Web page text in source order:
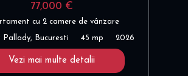
77,000 €
cu 2 camere de vânzare
Pallady, Bucuresti 45 mp 2026
Vezi mai multe detalii